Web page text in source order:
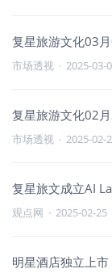
复星旅游文化03
市场透视 · 2025-03-
复星旅游文化02
市场透视 · 2025-02-
复星旅文成立AI
观点网 · 2025-02-25
明星酒店独立上市